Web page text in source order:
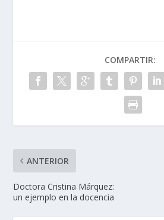
COMPARTIR:
ANTERIOR
Doctora Cristina Márquez:
un ejemplo en la docencia